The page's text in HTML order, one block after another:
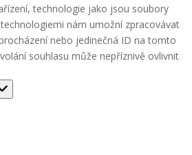
technologie jako jsou soubory
nám umožní zpracovávat
nebo jedinečná ID na tomto
souhlasu může nepříznivě ovlivnit